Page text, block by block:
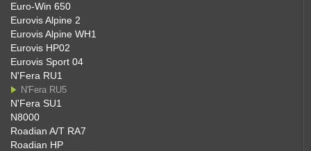
Euro-Win 650
Eurovis Alpine 2
Eurovis Alpine WH1
Eurovis HP02
Eurovis Sport 04
N'Fera RU1
N'Fera RU5
N'Fera SU1
N8000
Roadian A/T RA7
Roadian HP